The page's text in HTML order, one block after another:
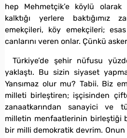
hep Mehmetçik’e köylü olarak
kalktığı yerlere
emekçileri, köy emekçileri;
canlarını veren onlar. Çünkü
Türkiye’de şehir nüfusu
yaklaştı. Bu sizin siyaset yapma
Yansımaz olur mu? Tabii. Biz
milleti birleştiren; işçisinden
zanaatkarından sanayici ve
milletin menfaatlerinin birleştiği
bir milli demokratik devrim.